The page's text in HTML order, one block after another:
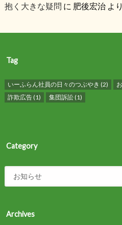
抱く大きな疑問 に 肥後宏治より
Tag
いーふらん社員の日々のつぶやき (2)
詐欺広告(1) 集団訴訟(1)
Category
Archives